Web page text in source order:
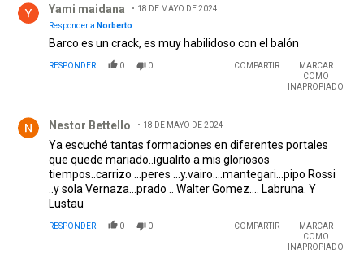
Yami maidana
18 DE MAYO DE 2024
Responder a Norberto
Barco es un crack, es muy habilidoso con el balón
RESPONDER 0 0 COMPARTIR
MARCAR
COMO
INAPROPIADO
Nestor Bettello 18 DE MAYO DE 2024
Ya escuché tantas formaciones en diferentes portales
que quede mariado..igualito a mis gloriosos
tiempos..carrizo ...peres ...y.vairo....mantegari...pipo Rossi
..y sola Vernaza...prado .. Walter Gomez.... Labruna. Y
Lustau
RESPONDER 0 0 COMPARTIR
MARCAR
COMO
INAPROPIADO